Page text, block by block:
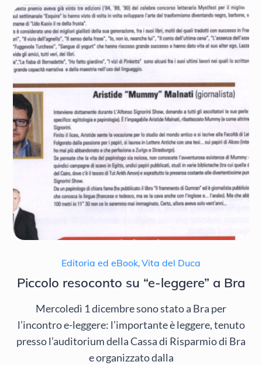
Editoria ed eBook,Vita del Duca
Piccolo resoconto su “e-leggere” a Bra
Mercoledì 1 dicembre sono stato a Bra per
l’incontro e-leggere: l’importante è leggere, tenuto
presso l’auditorium della Cassa di Risparmio di Bra
e organizzato dalla